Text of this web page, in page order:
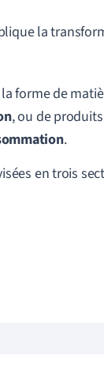
la
forme de
, ou de
.
en trois